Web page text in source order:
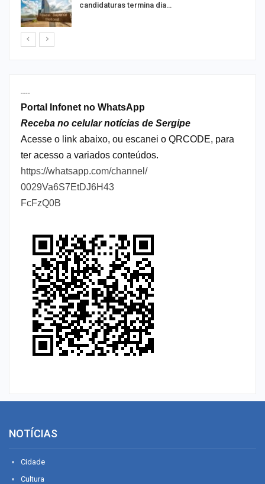
candidaturas termina dia…
----
Portal Infonet no WhatsApp
Receba no celular notícias de Sergipe
Acesse o link abaixo, ou escanei o QRCODE, para
ter acesso a variados conteúdos.
https://whatsapp.com/channel/
0029Va6S7EtDJ6H43
FcFzQ0B
NOTÍCIAS
Cidade
Cultura